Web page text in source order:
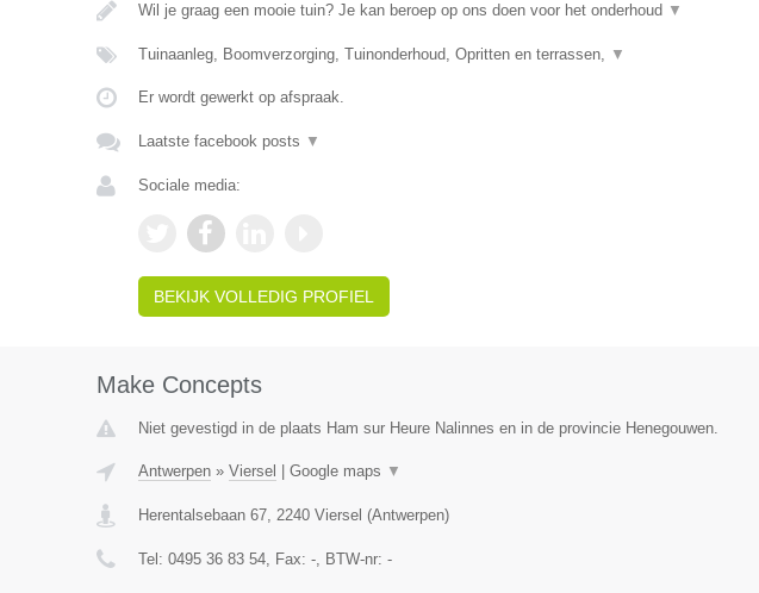
Wil je graag een mooie tuin? Je kan beroep op ons doen voor het onderhoud ▼
Tuinaanleg, Boomverzorging, Tuinonderhoud, Opritten en terrassen, ▼
Er wordt gewerkt op afspraak.
Laatste facebook posts ▼
Sociale media:
BEKIJK VOLLEDIG PROFIEL
Make Concepts
Niet gevestigd in de plaats Ham sur Heure Nalinnes en in de provincie Henegouwen.
Antwerpen» Viersel Google maps ▼
Herentalsebaan 67, 2240 Viersel (Antwerpen)
Tel: 0495 36 83 54, Fax: -, BTW-nr: -